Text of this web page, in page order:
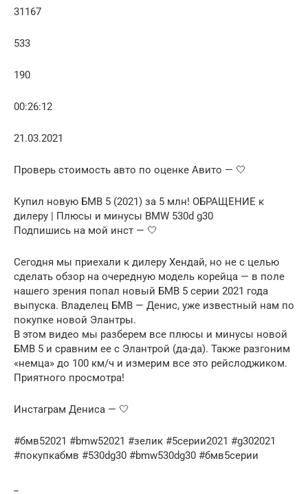
31167
533
190
00:26:12
21.03.2021
Проверь стоимость авто по оценке Авито — 🤍
Купил новую БМВ 5 (2021) за 5 млн! ОБРАЩЕНИЕ к
дилеру | Плюсы и минусы BMW 530d g30
Подпишись на мой инст — 🤍
Сегодня мы приехали к дилеру Хендай, но не с целью
сделать обзор на очередную модель корейца — в поле
нашего зрения попал новый БМВ 5 серии 2021 года
выпуска. Владелец БМВ — Денис, уже известный нам по
покупке новой Элантры.
В этом видео мы разберем все плюсы и минусы новой
БМВ 5 и сравним ее с Элантрой (да-да). Также разгоним
«немца» до 100 км/ч и измерим все это рейслоджиком.
Приятного просмотра!
Инстаграм Дениса — 🤍
#бмв52021 #bmw52021 #зелик #5серии2021 #g302021
#покупкабмв #530dg30 #bmw530dg30 #бмв5серии